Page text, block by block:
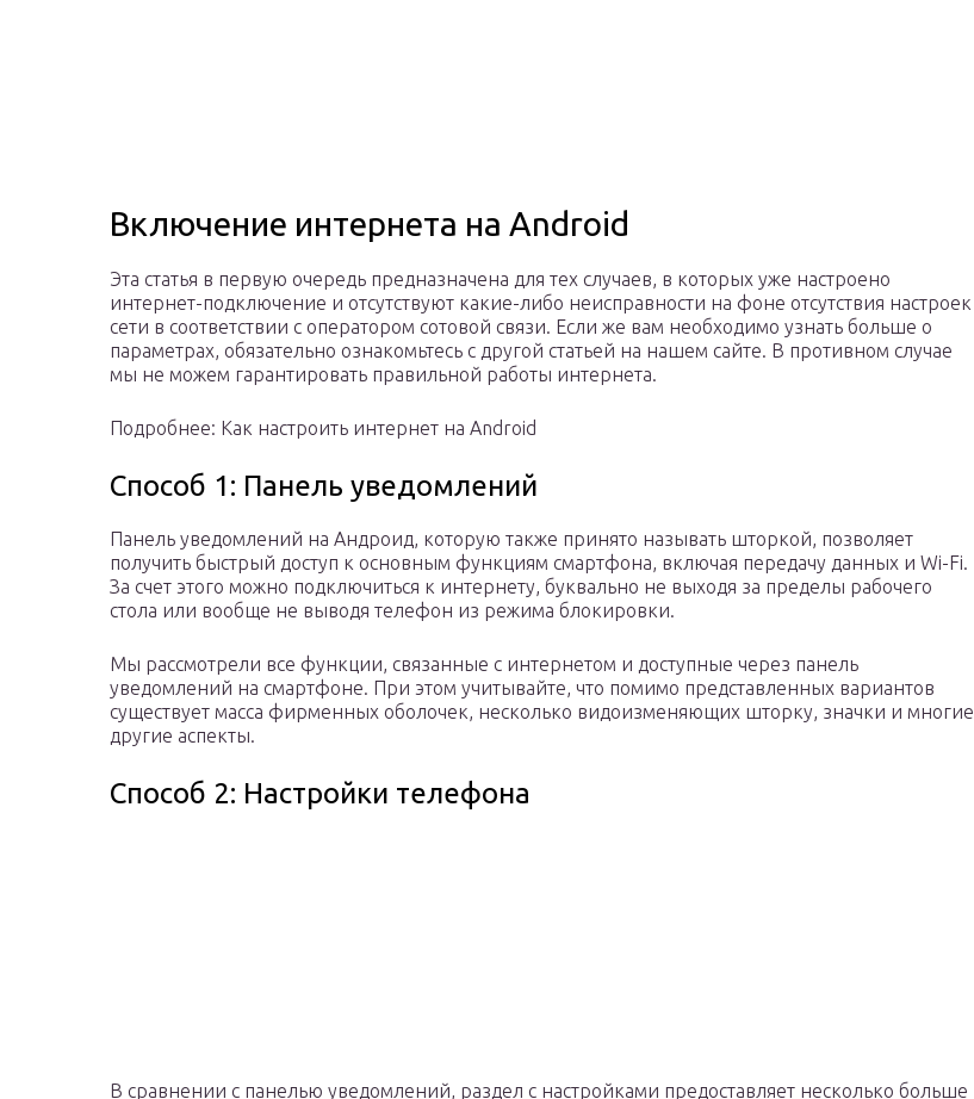
Включение интернета на Android
Эта статья в первую очередь предназначена для тех случаев, в которых уже настроено
интернет-подключение и отсутствуют какие-либо неисправности на фоне отсутствия настроек
сети в соответствии с оператором сотовой связи. Если же вам необходимо узнать больше о
параметрах, обязательно ознакомьтесь с другой статьей на нашем сайте. В противном случае
мы не можем гарантировать правильной работы интернета.
Подробнее: Как настроить интернет на Android
Способ 1: Панель уведомлений
Панель уведомлений на Андроид, которую также принято называть шторкой, позволяет
получить быстрый доступ к основным функциям смартфона, включая передачу данных и Wi-Fi.
За счет этого можно подключиться к интернету, буквально не выходя за пределы рабочего
стола или вообще не выводя телефон из режима блокировки.
Мы рассмотрели все функции, связанные с интернетом и доступные через панель
уведомлений на смартфоне. При этом учитывайте, что помимо представленных вариантов
существует масса фирменных оболочек, несколько видоизменяющих шторку, значки и многие
другие аспекты.
Способ 2: Настройки телефона
В сравнении с панелью уведомлений, раздел с настройками предоставляет несколько больше